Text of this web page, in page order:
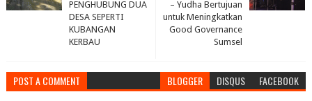
– Yudha Bertujuan
untuk Meningkatkan
Good Governance
Sumsel
PENGHUBUNG DUA
DESA SEPERTI
KUBANGAN
KERBAU
POST A COMMENT BLOGGER DISQUS FACEBOOK